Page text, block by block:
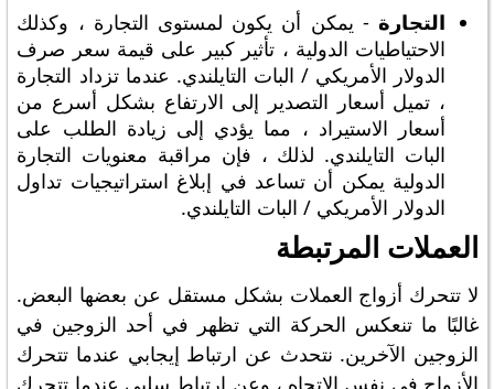
التجارة - يمكن أن يكون لمستوى التجارة ، وكذلك
الاحتياطيات الدولية ، تأثير كبير على قيمة سعر صرف
الدولار الأمريكي / البات التايلندي. عندما تزداد التجارة
، تميل أسعار التصدير إلى الارتفاع بشكل أسرع من
أسعار الاستيراد ، مما يؤدي إلى زيادة الطلب على
البات التايلندي. لذلك ، فإن مراقبة معنويات التجارة
الدولية يمكن أن تساعد في إبلاغ استراتيجيات تداول
الدولار الأمريكي / البات التايلندي.
العملات المرتبطة
لا تتحرك أزواج العملات بشكل مستقل عن بعضها البعض.
غالبًا ما تنعكس الحركة التي تظهر في أحد الزوجين في
الزوجين الآخرين. نتحدث عن ارتباط إيجابي عندما تتحرك